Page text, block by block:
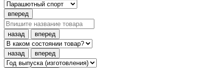
вперед
назад вперед
назад вперед